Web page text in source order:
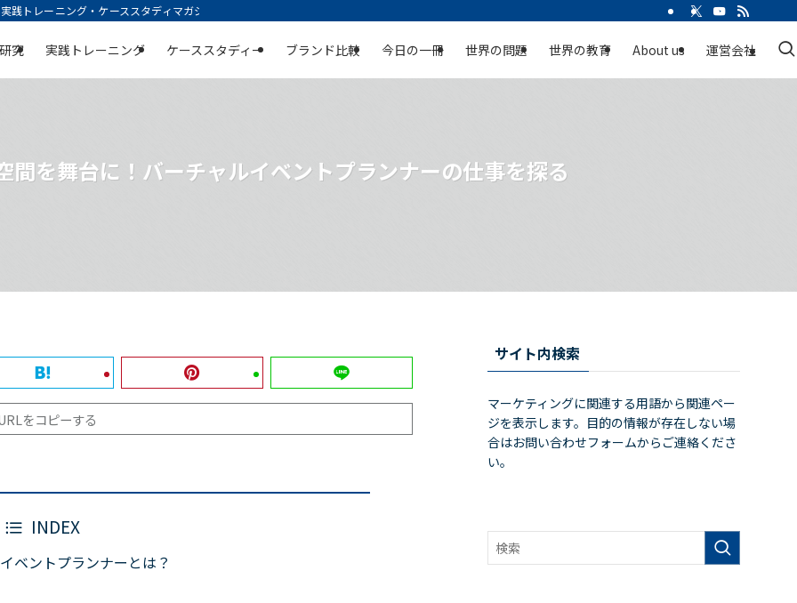
トレーニング・ケーススタディマガジン | 空庭
究 実践トレーニング ケーススタディー ブランド比較 今日の一冊 世界の問題 世界の教育 About us 運営会社
を舞台に！バーチャルイベントプランナーの仕事を探る
をコピーする
INDEX
ベントプランナーとは？
サイト内検索
マーケティングに関連する用語から関連ペー
ジを表示します。目的の情報が存在しない場
合はお問い合わせフォームからご連絡くださ
い。